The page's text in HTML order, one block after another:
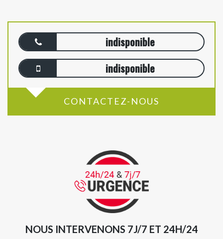
indisponible
indisponible
CONTACTEZ-NOUS
NOUS INTERVENONS 7J/7 ET 24H/24